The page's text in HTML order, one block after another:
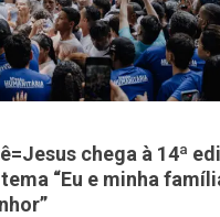
chega à 14ª
“Eu e minha